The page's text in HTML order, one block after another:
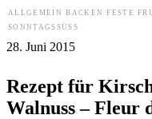
ALLGEMEIN BACKEN FESTE
SONNTAGSSÜSS
28. Juni 2015
Rezept für
Walnuss – Fleur